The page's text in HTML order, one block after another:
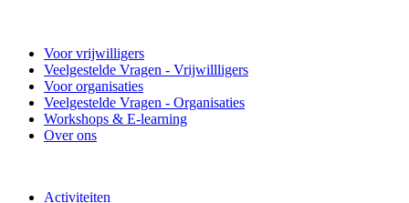
Voor vrijwilligers
Veelgestelde Vragen - Vrijwillligers
Voor organisaties
Veelgestelde Vragen - Organisaties
Workshops & E-learning
Over ons
Activiteiten